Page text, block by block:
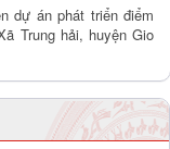
dự án phát triển điểm
Trung hải, huyện Gio